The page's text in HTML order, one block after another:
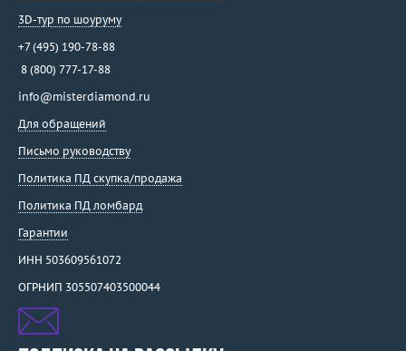
3D-тур по шоуруму
+7 (495) 190-78-88
8 (800) 777-17-88
info@misterdiamond.ru
Для обращений
Письмо руководству
Политика ПД скупка/продажа
Политика ПД ломбард
Гарантии
ИНН 503609561072
ОГРНИП 305507403500044